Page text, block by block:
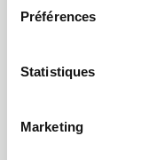
Préférences
Statistiques
Marketing
Descente